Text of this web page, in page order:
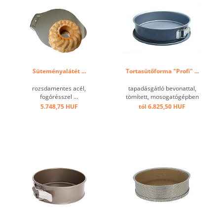
Süteményalátét ...
rozsdamentes acél,
fogórésszel ...
5.748,75 HUF
Tortasütőforma "Profi" ...
tapadásgátló bevonattal,
tömített, mosogatógépben
nem mosható! ...
tól 6.825,50 HUF